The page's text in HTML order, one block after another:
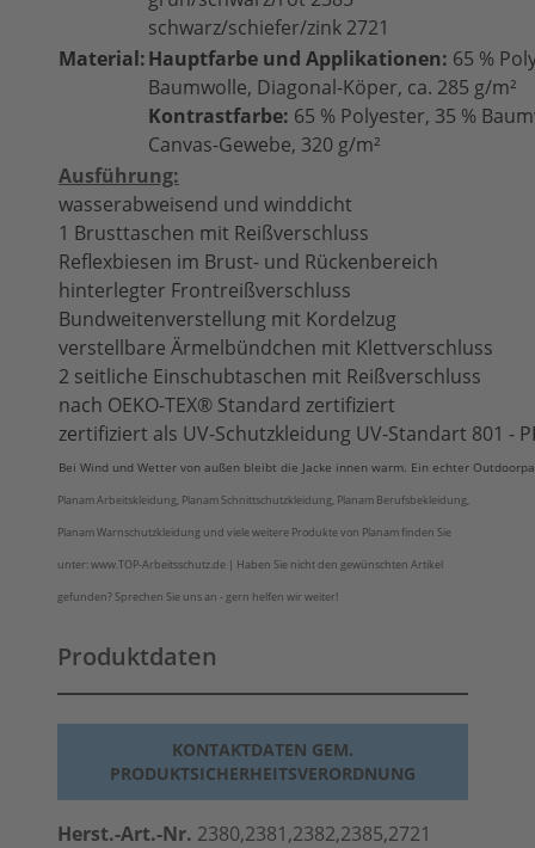
schwarz/schiefer/zink 2721
Material:Hauptfarbe und Applikationen: 65 %
Baumwolle, Diagonal-Köper, ca. 285 g/m²
Kontrastfarbe: 65 % Polyester, 35 %
Canvas-Gewebe, 320 g/m²
Ausführung:
wasserabweisend und winddicht
1 Brusttaschen mit Reißverschluss
Reflexbiesen im Brust- und Rückenbereich
hinterlegter Frontreißverschluss
Bundweitenverstellung mit Kordelzug
verstellbare Ärmelbündchen mit Klettverschluss
2 seitliche Einschubtaschen mit Reißverschluss
nach OEKO-TEX® Standard zertifiziert
zertifiziert als UV-Schutzkleidung UV-Standart 801 -
Bei Wind und Wetter von außen bleibt die Jacke innen warm. Ein echter
Planam Arbeitskleidung, Planam Schnittschutzkleidung, Planam Berufsbekleidung,
Planam Warnschutzkleidung und viele weitere Produkte von Planam finden Sie
unter: www.TOP-Arbeitsschutz.de | Haben Sie nicht den gewünschten Artikel
gefunden? Sprechen Sie uns an - gern helfen wir weiter!
Produktdaten
KONTAKTDATEN GEM.
PRODUKTSICHERHEITSVERORDNUNG
Herst.-Art.-Nr. 2380,2381,2382,2385,2721